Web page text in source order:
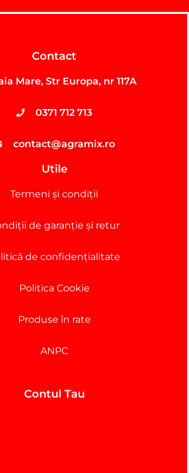
Contact
Mare, Str Europa, nr 117A
0371 712 713
contact@agramix.ro
Utile
Termeni și condiții
de garanție și retur
de confidențialitate
Politica Cookie
Produse în rate
ANPC
Contul Tau